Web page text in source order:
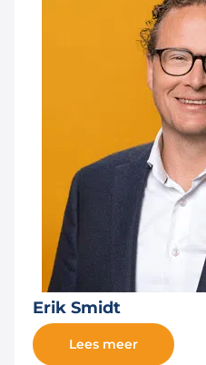
Erik Smidt
Lees meer